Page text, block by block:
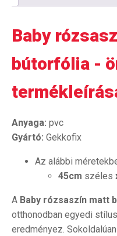
Baby
bútorfólia -
Anyaga: pvc
Gyártó: Gekkofix
Az alábbi
45cm széles
A Baby rózsaszín matt
otthonodban egyedi
eredményez.